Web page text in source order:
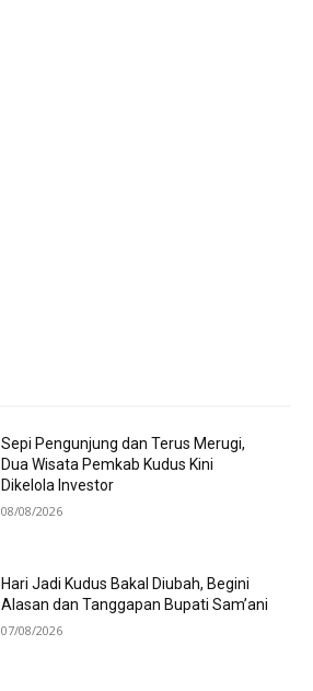
Sepi Pengunjung dan Terus Merugi,
Dua Wisata Pemkab Kudus Kini
Dikelola Investor
08/08/2026
Hari Jadi Kudus Bakal Diubah, Begini
Alasan dan Tanggapan Bupati Sam’ani
07/08/2026